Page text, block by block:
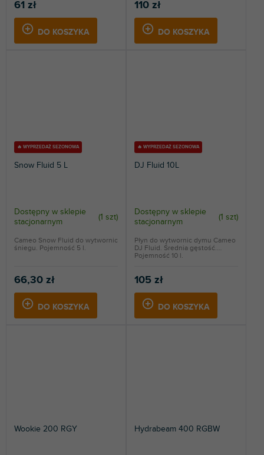
61 zł
DO KOSZYKA
110 zł
DO KOSZYKA
🔥 WYPRZEDAŻ SEZONOWA
Snow Fluid 5 L
Dostępny w sklepie
stacjonarnym
(1 szt)
66,30 zł
DO KOSZYKA
Cameo Snow Fluid do wytwornic
śniegu. Pojemność 5 l.
🔥 WYPRZEDAŻ SEZONOWA
DJ Fluid 10L
Dostępny w sklepie
stacjonarnym
(1 szt)
105 zł
DO KOSZYKA
Płyn do wytwornic dymu Cameo
DJ Fluid. Średnia gęstość.
Pojemność 10 l.
Wookie 200 RGY Hydrabeam 400 RGBW